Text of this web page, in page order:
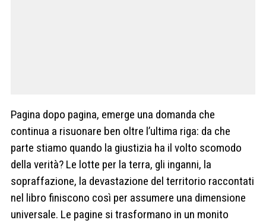
Pagina dopo pagina, emerge una domanda che
continua a risuonare ben oltre l’ultima riga: da che
parte stiamo quando la giustizia ha il volto scomodo
della verità? Le lotte per la terra, gli inganni, la
sopraffazione, la devastazione del territorio raccontati
nel libro finiscono così per assumere una dimensione
universale. Le pagine si trasformano in un monito